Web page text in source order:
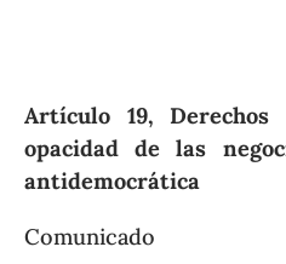
Artículo 19,
opacidad de las
antidemocrática
Comunicado